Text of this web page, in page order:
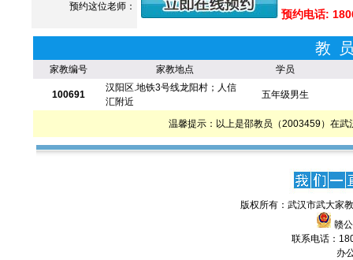
预约这位老师：
预约电话:
教
家教编号 家教地点 学员
100691
汉阳区.地铁3号线龙阳村；人信
汇附近
五年级男生
温馨提示：以上是邵教员（2003459）在
版权所有：武汉市武大家
赣
联系电话：
办